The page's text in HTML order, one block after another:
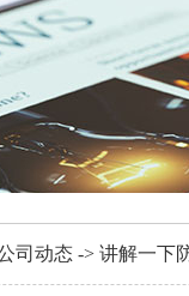
司动态 -> 讲解一下